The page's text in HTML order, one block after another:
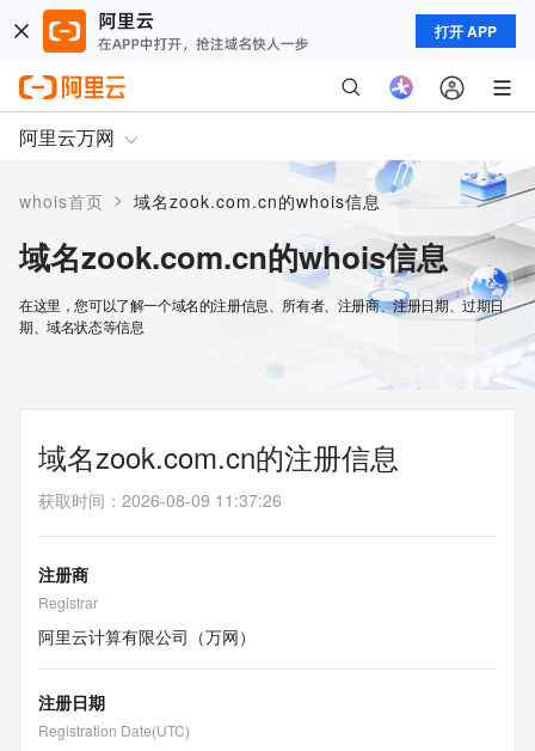
打开 APP
阿里云万网
whois首页 > 域名zook.com.cn的whois信息
域名zook.com.cn的whois信息
在这里，您可以了解一个域名的注册信息、所有者、注册商、注册日期、过期日
期、域名状态等信息
域名zook.com.cn的注册信息
获取时间 ： 2026-08-09 11:37:26
注册商
Registrar
阿里云计算有限公司（万网）
注册日期
Registration Date(UTC)